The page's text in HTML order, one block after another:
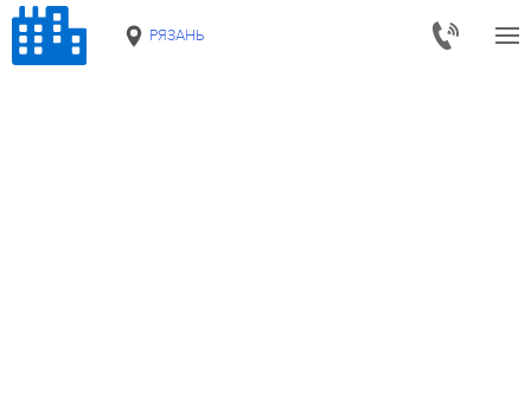
РЯЗАНЬ